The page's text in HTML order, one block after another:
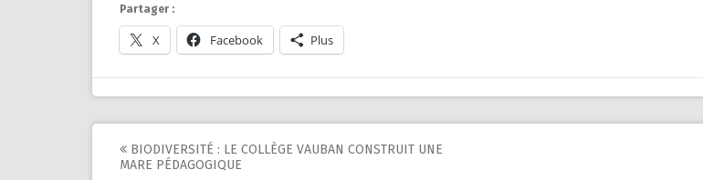
Partager :
X Facebook Plus
Post
BIODIVERSITÉ : LE COLLÈGE VAUBAN CONSTRUIT UNE
MARE PÉDAGOGIQUE